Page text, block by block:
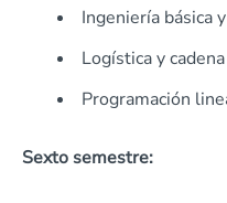
Ingeniería básica
Logística y
Programación
Sexto semestre: